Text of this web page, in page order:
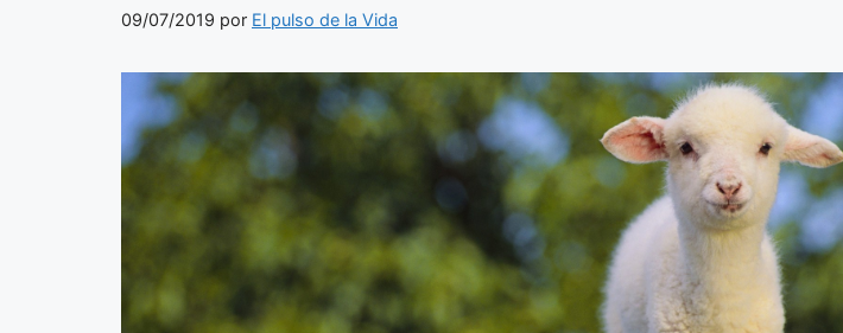
09/07/2019 por El pulso de la Vida